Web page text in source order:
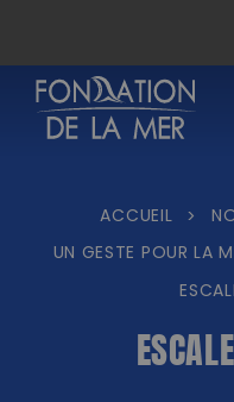
contenu
ACCUEIL >
UN GESTE POUR LA